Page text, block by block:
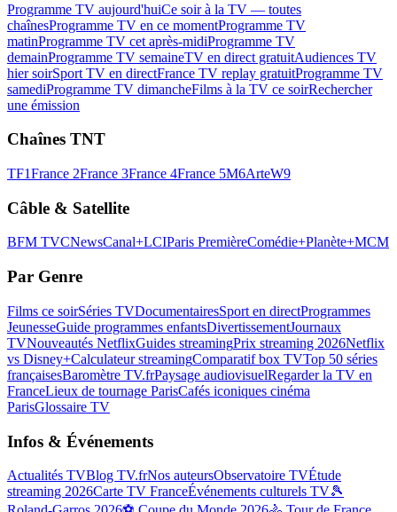
Programme TV aujourd'huiCe soir à la TV — toutes
chaînesProgramme TV en ce momentProgramme TV
matinProgramme TV cet après-midiProgramme TV
demainProgramme TV semaineTV en direct gratuitAudiences TV
hier soirSport TV en directFrance TV replay gratuitProgramme TV
samediProgramme TV dimancheFilms à la TV ce soirRechercher
une émission
Chaînes TNT
TF1France 2France 3France 4France 5M6ArteW9
Câble & Satellite
BFM TVCNewsCanal+LCIParis PremièreComédie+Planète+MCM
Par Genre
Films ce soirSéries TVDocumentairesSport en directProgrammes
JeunesseGuide programmes enfantsDivertissementJournaux
TVNouveautés NetflixGuides streamingPrix streaming 2026Netflix
vs Disney+Calculateur streamingComparatif box TVTop 50 séries
françaisesBaromètre TV.frPaysage audiovisuelRegarder la TV en
FranceLieux de tournage ParisCafés iconiques cinéma
ParisGlossaire TV
Infos & Événements
Actualités TVBlog TV.frNos auteursObservatoire TVÉtude
streaming 2026Carte TV FranceÉvénements culturels TV🎾